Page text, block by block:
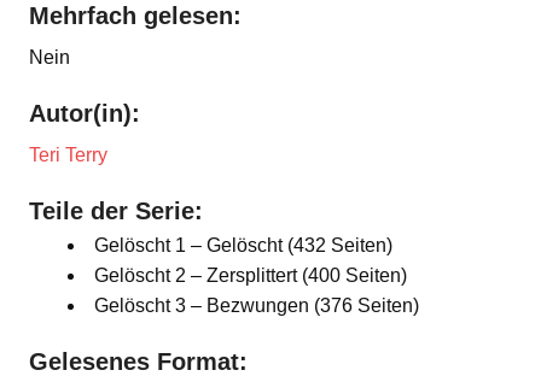
Mehrfach gelesen:
Nein
Autor(in):
Teri Terry
Teile der Serie:
Gelöscht 1 – Gelöscht (432 Seiten)
Gelöscht 2 – Zersplittert (400 Seiten)
Gelöscht 3 – Bezwungen (376 Seiten)
Gelesenes Format: